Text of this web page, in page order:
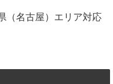
（名古屋）エリア対応